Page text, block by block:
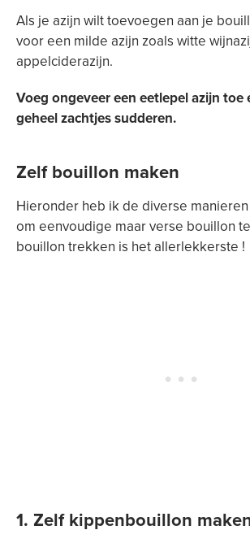
Als je azijn wilt toevoegen aan je
voor een milde azijn zoals witte
appelciderazijn.
Voeg ongeveer een eetlepel azijn toe
geheel zachtjes sudderen.
Zelf bouillon maken
Hieronder heb ik de diverse
om eenvoudige maar verse bouillon
bouillon trekken is het allerlekkerste !
1. Zelf kippenbouillon